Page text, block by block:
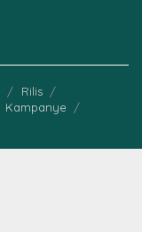
Rilis
Kampanye